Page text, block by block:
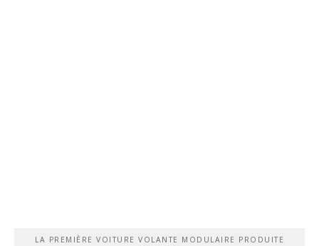
LA PREMIÈRE VOITURE VOLANTE MODULAIRE PRODUITE